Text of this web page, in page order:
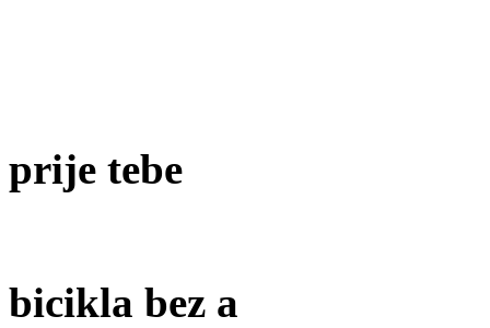
prije tebe
bicikla bez a